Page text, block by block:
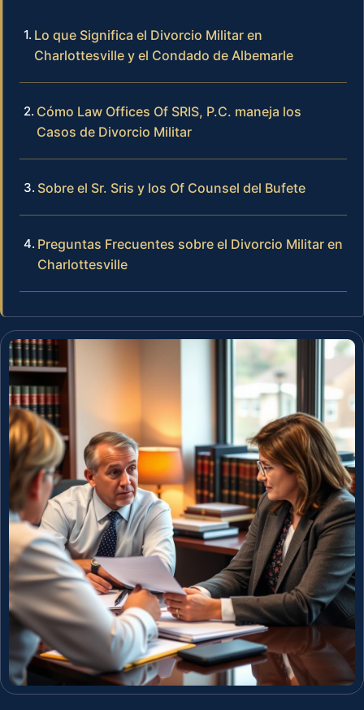
Lo que Significa el Divorcio Militar en
Charlottesville y el Condado de Albemarle
Cómo Law Offices Of SRIS, P.C. maneja los
Casos de Divorcio Militar
Sobre el Sr. Sris y los Of Counsel del Bufete
Preguntas Frecuentes sobre el Divorcio Militar en
Charlottesville